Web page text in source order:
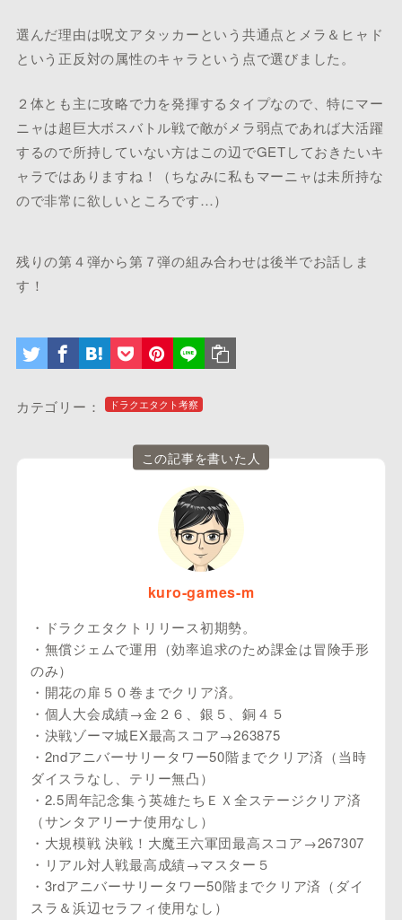
選んだ理由は呪文アタッカーという共通点とメラ＆ヒャド
という正反対の属性のキャラという点で選びました。
２体とも主に攻略で力を発揮するタイプなので、特にマー
ニャは超巨大ボスバトル戦で敵がメラ弱点であれば大活躍
するので所持していない方はこの辺でGETしておきたいキ
ャラではありますね！（ちなみに私もマーニャは未所持な
ので非常に欲しいところです…）
残りの第４弾から第７弾の組み合わせは後半でお話しま
す！
カテゴリー： ドラクエタクト考察
この記事を書いた人
kuro-games-m
・ドラクエタクトリリース初期勢。
・無償ジェムで運用（効率追求のため課金は冒険手形
のみ）
・開花の扉５０巻までクリア済。
・個人大会成績→金２６、銀５、銅４５
・決戦ゾーマ城EX最高スコア→263875
・2ndアニバーサリータワー50階までクリア済（当時
ダイスラなし、テリー無凸）
・2.5周年記念集う英雄たちＥＸ全ステージクリア済
（サンタアリーナ使用なし）
・大規模戦 決戦！大魔王六軍団最高スコア→267307
・リアル対人戦最高成績→マスター５
・3rdアニバーサリータワー50階までクリア済（ダイ
スラ＆浜辺セラフィ使用なし）